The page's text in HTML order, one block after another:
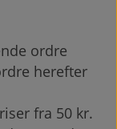
ordre
herefter
fra 50 kr.